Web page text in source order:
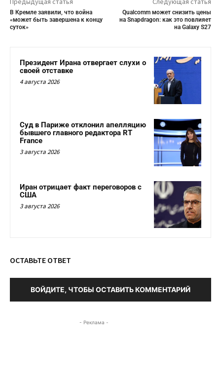
В Кремле заявили, что война
«может быть завершена к концу
суток»
Qualcomm может снизить цены
на Snapdragon: как это повлияет
на Galaxy S27
Президент Ирана отвергает слухи о
своей отставке
4 августа 2026
Суд в Париже отклонил апелляцию
бывшего главного редактора RT
France
3 августа 2026
Иран отрицает факт переговоров с
США
3 августа 2026
ОСТАВЬТЕ ОТВЕТ
ВОЙДИТЕ, ЧТОБЫ ОСТАВИТЬ КОММЕНТАРИЙ
- Реклама -